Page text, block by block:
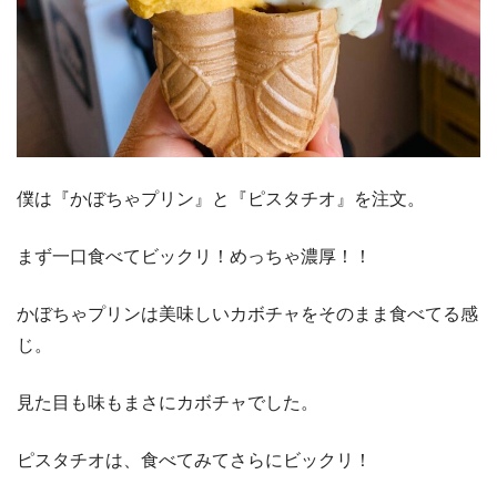
僕は『かぼちゃプリン』と『ピスタチオ』を注文。
まず一口食べてビックリ！めっちゃ濃厚！！
かぼちゃプリンは美味しいカボチャをそのまま食べてる感
じ。
見た目も味もまさにカボチャでした。
ピスタチオは、食べてみてさらにビックリ！